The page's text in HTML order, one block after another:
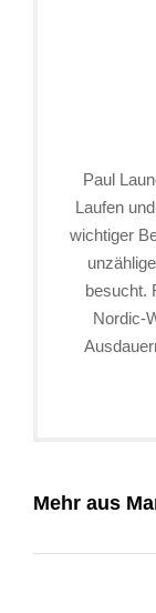
Paul
Laufen
wichtiger
besucht.
Nordic-
Mehr aus